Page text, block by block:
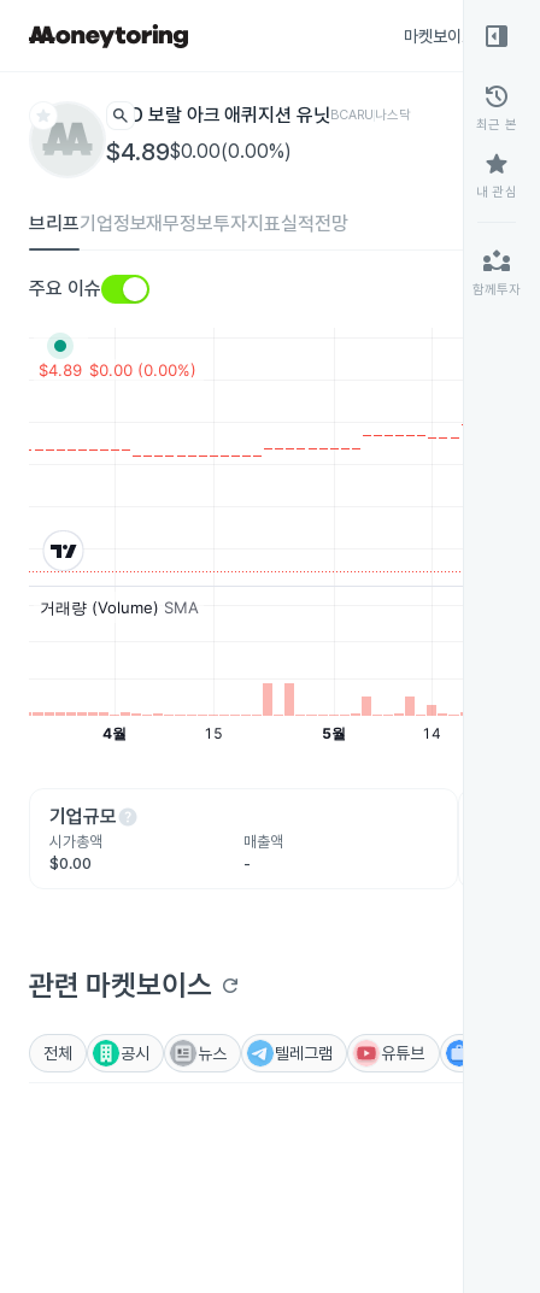
마켓보이스
star search D 보랄 아크 애퀴지션 유닛BCARU나스닥
$4.89$0.00(0.00%)
브리프기업정보재무정보투자지표실적전망
주요 이슈
기업규모help
시가총액
$0.00
매출액
-
관련 마켓보이스 refresh
전체 공시 뉴스 텔레그램 유튜브
right_panel_open
history
최근 본
star
내 관심
partner_exchange
함께투자